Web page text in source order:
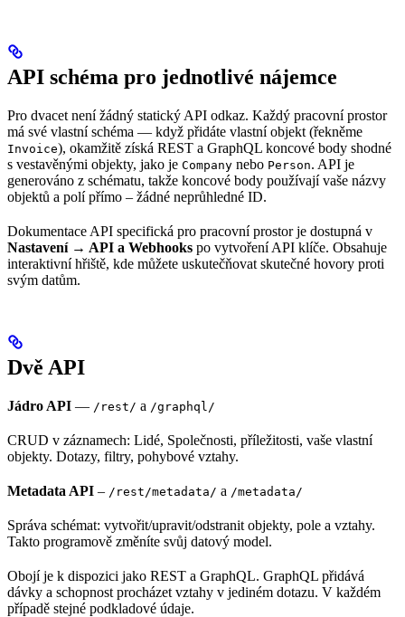
API schéma pro jednotlivé nájemce
Pro dvacet není žádný statický API odkaz. Každý pracovní prostor
má své vlastní schéma — když přidáte vlastní objekt (řekněme
Invoice), okamžitě získá REST a GraphQL koncové body shodné
s vestavěnými objekty, jako je Company nebo Person. API je
generováno z schématu, takže koncové body používají vaše názvy
objektů a polí přímo – žádné neprůhledné ID.
Dokumentace API specifická pro pracovní prostor je dostupná v
Nastavení → API a Webhooks po vytvoření API klíče. Obsahuje
interaktivní hřiště, kde můžete uskutečňovat skutečné hovory proti
svým datům.
Dvě API
Jádro API — /rest/ a /graphql/
CRUD v záznamech: Lidé, Společnosti, příležitosti, vaše vlastní
objekty. Dotazy, filtry, pohybové vztahy.
Metadata API – /rest/metadata/ a /metadata/
Správa schémat: vytvořit/upravit/odstranit objekty, pole a vztahy.
Takto programově změníte svůj datový model.
Obojí je k dispozici jako REST a GraphQL. GraphQL přidává
dávky a schopnost procházet vztahy v jediném dotazu. V každém
případě stejné podkladové údaje.